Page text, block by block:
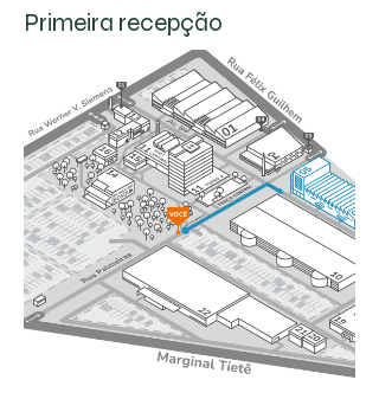
Primeira recepção